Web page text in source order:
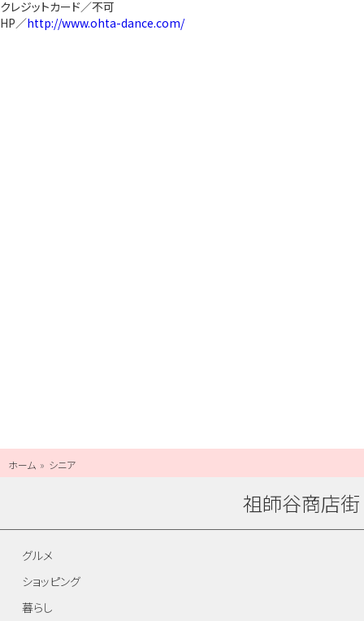
クレジットカード／不可
HP／http://www.ohta-dance.com/
ホーム シニア
祖師谷商店街
グルメ
ショッピング
暮らし